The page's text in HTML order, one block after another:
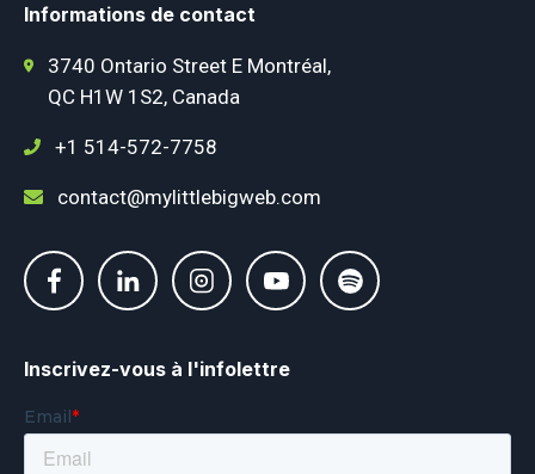
Informations de contact
3740 Ontario Street E Montréal,
QC H1W 1S2, Canada
+1 514-572-7758
contact@mylittlebigweb.com
Inscrivez-vous à l'infolettre